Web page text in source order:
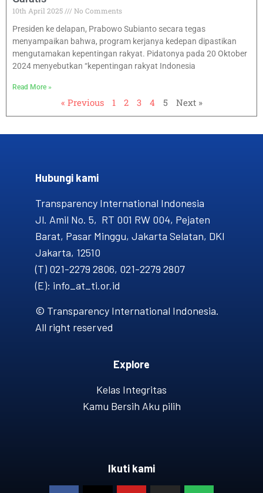
10th April 2025
No Comments
Presiden ke delapan, Prabowo Subianto secara tegas
menyampaikan bahwa, program kerjanya kedepan dipastikan
mengutamakan kepentingan rakyat. Pidatonya pada 20 Oktober
2024 menyebutkan “kepentingan rakyat Indonesia
Read More »
« Previous 1 2 3 4 5 Next »
Hubungi kami​
Transparency International Indonesia
Jl. Amil No. 5, RT 001 RW 004, Pejaten
Barat, Pasar Minggu, Jakarta Selatan, DKI
Jakarta, 12510
(T) 021-2279 2806, 021-2279 2807
(E): info_at_ti.or.id
© Transparency International Indonesia.
All right reserved
Explore
Kelas Integritas
Kamu Bersih Aku pilih
Ikuti kami